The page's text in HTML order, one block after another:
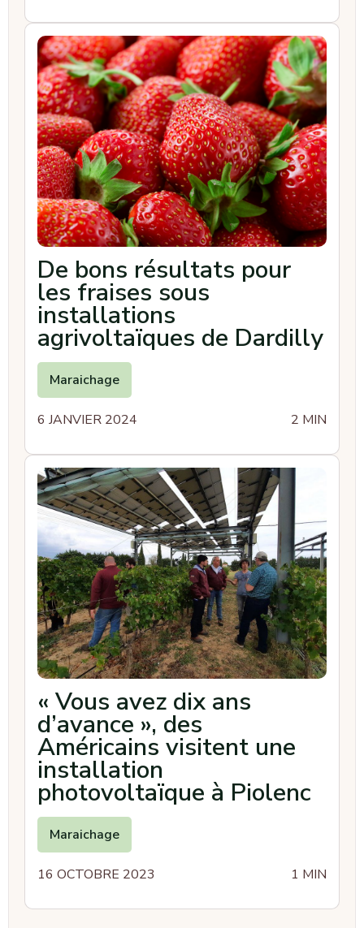
De bons résultats pour
les fraises sous
installations
agrivoltaïques de Dardilly
Maraichage
6 JANVIER 2024 2 MIN
« Vous avez dix ans
d’avance », des
Américains visitent une
installation
photovoltaïque à Piolenc
Maraichage
16 OCTOBRE 2023 1 MIN